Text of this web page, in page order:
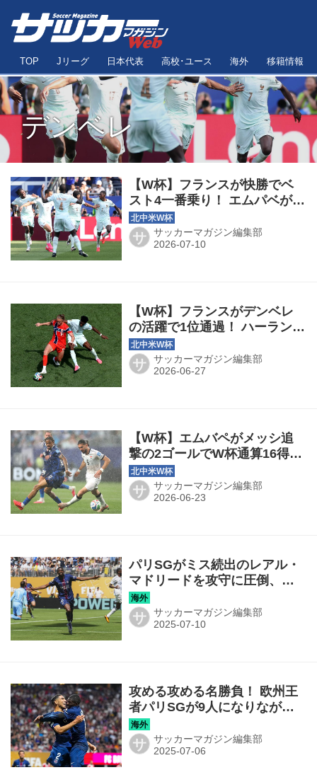
TOP Jリーグ 日本代表 高校･ユース 海外 移籍情報
デンベレ
【W杯】フランスが快勝でベ
スト4一番乗り！ エムパベが今
大会8得点目で先制、デンベレ
が続いてモロッコを圧倒
サ サッカーマガジン編集部
【W杯】フランスがデンベレ
の活躍で1位通過！ ハーランド
休養のノルウェーは2位通過、
ラウンド32でコートジボワー
ルと対戦
サ サッカーマガジン編集部
【W杯】エムバペがメッシ追
撃の2ゴールでW杯通算16得
点！ 荒天中断にも動じずフラ
ンスがイラクに快勝
サ サッカーマガジン編集部
パリSGがミス続出のレアル・
マドリードを攻守に圧倒、チ
ェルシーが待つ決勝へ！
◎CWC準決勝
サ サッカーマガジン編集部
攻める攻める名勝負！ 欧州王
者パリSGが9人になりながら
もバイエルン・Mを振り切って
ベスト4へ！◎CWC準々決勝
サ サッカーマガジン編集部